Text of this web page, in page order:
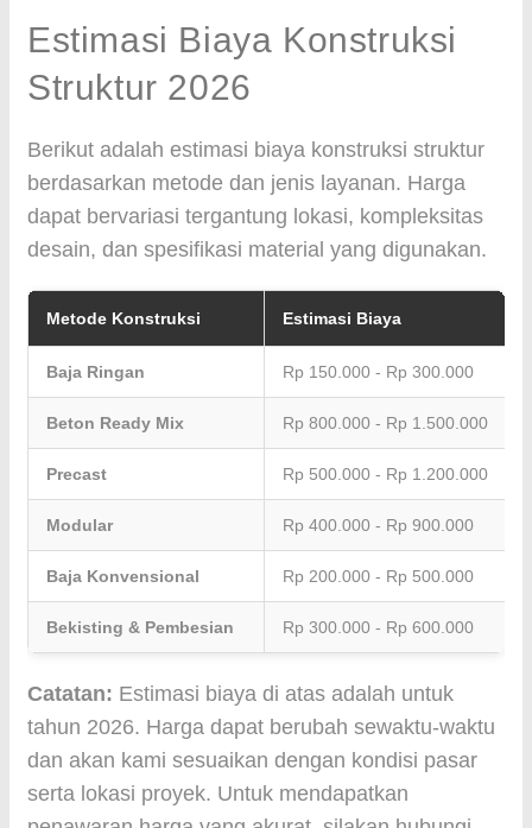
Estimasi Biaya Konstruksi
Struktur 2026
Berikut adalah estimasi biaya konstruksi struktur
berdasarkan metode dan jenis layanan. Harga
dapat bervariasi tergantung lokasi, kompleksitas
desain, dan spesifikasi material yang digunakan.
Metode Konstruksi Estimasi Biaya
Baja Ringan Rp 150.000 - Rp 300.000
Beton Ready Mix Rp 800.000 - Rp 1.500.000
Precast Rp 500.000 - Rp 1.200.000
Modular Rp 400.000 - Rp 900.000
Baja Konvensional Rp 200.000 - Rp 500.000
Bekisting & Pembesian Rp 300.000 - Rp 600.000
Catatan: Estimasi biaya di atas adalah untuk
tahun 2026. Harga dapat berubah sewaktu-waktu
dan akan kami sesuaikan dengan kondisi pasar
serta lokasi proyek. Untuk mendapatkan